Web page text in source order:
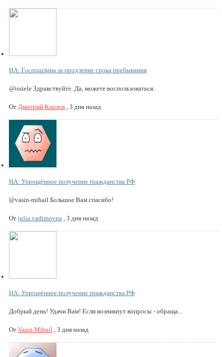
НА: Госпошлина за продление срока пребывания
@issiele Здравствуйте. Да, можете воспользоваться.
От Дмитрий Карлов , 3 дня назад
НА: Упрощённое получение гражданства РФ
@vasin-mihail Большое Вам спасибо!
От julia.vadimovna , 3 дня назад
НА: Упрощённое получение гражданства РФ
Добрый день! Удачи Вам! Если возникнут вопросы - обраща...
От Vasin Mihail , 3 дня назад